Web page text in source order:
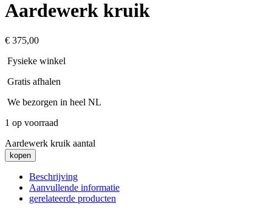
Aardewerk kruik
€ 375,00
Fysieke winkel
Gratis afhalen
We bezorgen in heel NL
1 op voorraad
Aardewerk kruik aantal
kopen
Beschrijving
Aanvullende informatie
gerelateerde producten